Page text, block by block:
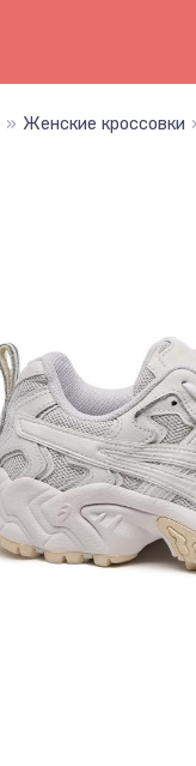
» Женские кроссовки